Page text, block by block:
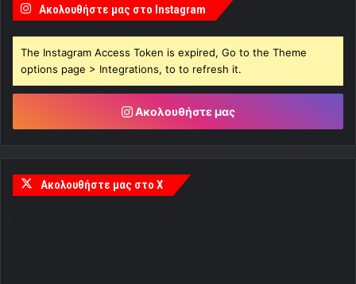
Ακολουθήστε μας στο Instagram
The Instagram Access Token is expired, Go to the Theme
options page > Integrations, to to refresh it.
Ακολουθήστε μας
Ακολουθήστε μας στο X